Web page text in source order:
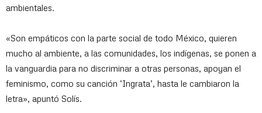
ambientales.
«Son empáticos con la parte social de todo México, quieren
mucho al ambiente, a las comunidades, los indígenas, se ponen a
la vanguardia para no discriminar a otras personas, apoyan el
feminismo, como su canción ‘Ingrata’, hasta le cambiaron la
letra», apuntó Solís.